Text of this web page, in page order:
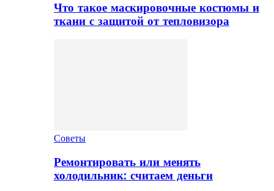
Что такое маскировочные костюмы и
ткани с защитой от тепловизора
Советы
Ремонтировать или менять
холодильник: считаем деньги